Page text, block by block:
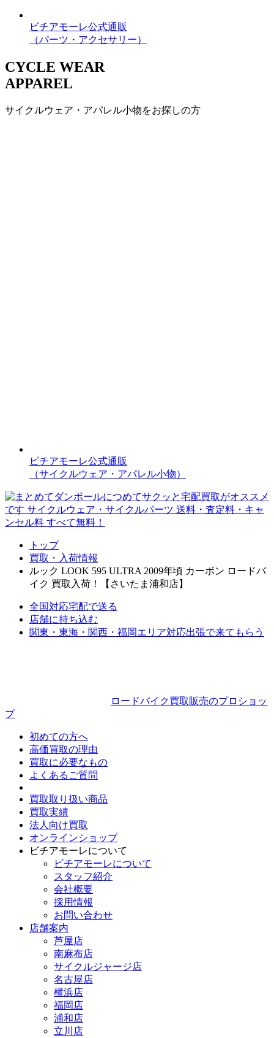
ビチアモーレ公式通販
（パーツ・アクセサリー）
CYCLE WEAR
APPAREL
サイクルウェア・アパレル小物をお探しの方
ビチアモーレ公式通販
（サイクルウェア・アパレル小物）
トップ
買取・入荷情報
ルック LOOK 595 ULTRA 2009年頃 カーボン ロードバ
イク 買取入荷！【さいたま浦和店】
全国対応宅配で送る
店舗に持ち込む
関東・東海・関西・福岡エリア対応出張で来てもらう
ロードバイク買取販売のプロショッ
プ
初めての方へ
高価買取の理由
買取に必要なもの
よくあるご質問
買取取り扱い商品
買取実績
法人向け買取
オンラインショップ
ビチアモーレについて
ビチアモーレについて
スタッフ紹介
会社概要
採用情報
お問い合わせ
店舗案内
芦屋店
南麻布店
サイクルジャージ店
名古屋店
横浜店
福岡店
浦和店
立川店